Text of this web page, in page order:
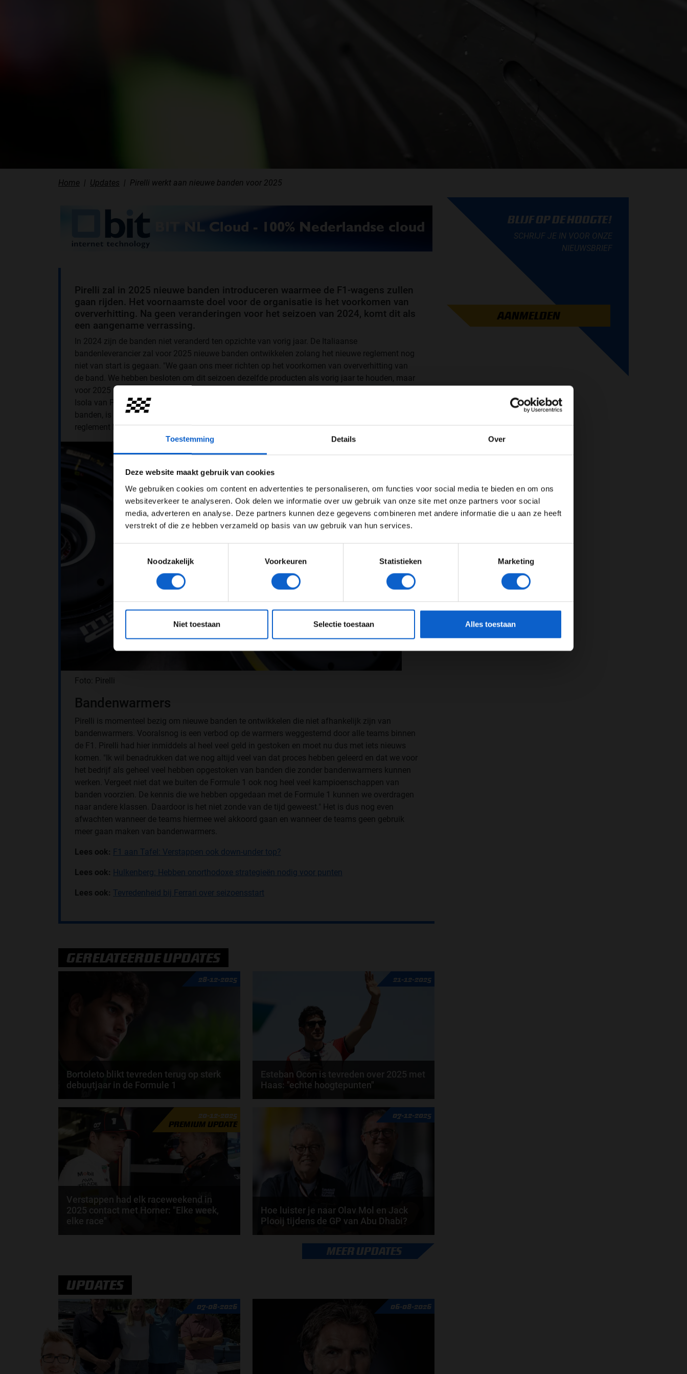
Toestemming Details Over
Deze website maakt gebruik van cookies
We gebruiken cookies om content en advertenties te personaliseren, om functies voor social media te bieden en om ons
websiteverkeer te analyseren. Ook delen we informatie over uw gebruik van onze site met onze partners voor social
media, adverteren en analyse. Deze partners kunnen deze gegevens combineren met andere informatie die u aan ze heeft
verstrekt of die ze hebben verzameld op basis van uw gebruik van hun services.
Noodzakelijk
Voorkeuren Statistieken Marketing
Niet toestaan Selectie toestaan Alles toestaan
Home Updates Pirelli werkt aan nieuwe banden voor 2025
Pirelli zal in 2025 nieuwe banden introduceren waarmee de F1-wagens zullen
gaan rijden. Het voornaamste doel voor de organisatie is het voorkomen van
oververhitting. Na geen veranderingen voor het seizoen van 2024, komt dit als
een aangename verrassing.
In 2024 zijn de banden niet veranderd ten opzichte van vorig jaar. De Italiaanse
bandenleverancier zal voor 2025 nieuwe banden ontwikkelen zolang het nieuwe reglement nog
niet van start is gegaan. "We gaan ons meer richten op het voorkomen van oververhitting van
de band. We hebben besloten om dit seizoen dezelfde producten als vorig jaar te houden, maar
voor 2025 ontwikkelen we een compleet nieuwe band met een nieuwe constructie", aldus Mario
Isola van Pirelli bijMotorsport.com
banden, is er de hoop dat er beter geracet kan worden in de toekomst. In 2026 zal er een nieuw
reglement komen op het gebied van de motoren zodat ze duurzamer worden.
Foto: Pirelli
Bandenwarmers
Pirelli is momenteel bezig om nieuwe banden te ontwikkelen die niet afhankelijk zijn van
bandenwarmers. Vooralsnog is een verbod op de warmers weggestemd door alle teams binnen
de F1. Pirelli had hier inmiddels al heel veel geld in gestoken en moet nu dus met iets nieuws
komen. "Ik wil benadrukken dat we nog altijd veel van dat proces hebben geleerd en dat we voor
het bedrijf als geheel veel hebben opgestoken van banden die zonder bandenwarmers kunnen
werken. Vergeet niet dat we buiten de Formule 1 ook nog heel veel kampioenschappen van
banden voorzien. De kennis die we hebben opgedaan met de Formule 1 kunnen we overdragen
naar andere klassen. Daardoor is het niet zonde van de tijd geweest." Het is dus nog even
afwachten wanneer de teams hiermee wel akkoord gaan en wanneer de teams geen gebruik
meer gaan maken van bandenwarmers.
Lees ook: F1 aan Tafel: Verstappen ook down-under top?
Lees ook: Hulkenberg: Hebben onorthodoxe strategieën nodig voor punten
Lees ook: Tevredenheid bij Ferrari over seizoensstart
GERELATEERDE UPDATES
28-12-2025
Bortoleto blikt tevreden terug op sterk
debuutjaar in de Formule 1
Gabriel Bortoleto kan met een goed gevoel
terugkijken op zijn eerste seizoen in de Formule 1.
Sophie Boelhouwers
21-12-2025
Esteban Ocon is tevreden over 2025 met
Haas: "echte hoogtepunten"
Meer dan de helft van de 2026-coureurs rijdt al meer
dan 5 jaar mee binnen de Formule 1. Esteban...
20-12-2025
PREMIUM UPDATE
Verstappen had elk raceweekend in
2025 contact met Horner: "Elke week,
elke race"
doorJarlo van der Vloed
07-12-2025
Hoe luister je naar Olav Mol en Jack
Plooij tijdens de GP van Abu Dhabi?
We zijn alweer bij de laatste Grand Prix van het
seizoen aangekomen. Na 24 races zit het erop en...
MEER UPDATES
UPDATES
07-08-2026 06-08-2026
BLIJF OP DE HOOGTE!
SCHRIJF JE IN VOOR ONZE
NIEUWSBRIEF
AANMELDEN
Advertentie instellingen
Toon alle alcoholische drankenadvertenties (18+)
Toon alle kansspelenadvertenties (24+)
JONGER DAN 24 24 JAAR OF OUDER
*Raadpleeg onsprivacybeleidvoor meer informatie over gegevensgebruik en -bescherming.